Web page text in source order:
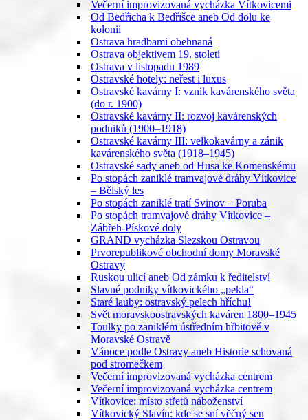
Večerní improvizovaná vycházka Vítkovicemi
Od Bedřicha k Bedřišce aneb Od dolu ke
kolonii
Ostrava hradbami obehnaná
Ostrava objektivem 19. století
Ostrava v listopadu 1989
Ostravské hotely: neřest i luxus
Ostravské kavárny I: vznik kavárenského světa
(do r. 1900)
Ostravské kavárny II: rozvoj kavárenských
podniků (1900–1918)
Ostravské kavárny III: velkokavárny a zánik
kavárenského světa (1918–1945)
Ostravské sady aneb od Husa ke Komenskému
Po stopách zaniklé tramvajové dráhy Vítkovice
– Bělský les
Po stopách zaniklé tratí Svinov – Poruba
Po stopách tramvajové dráhy Vítkovice –
Zábřeh-Pískové doly
GRAND vycházka Slezskou Ostravou
Prvorepublikové obchodní domy Moravské
Ostravy
Ruskou ulicí aneb Od zámku k ředitelství
Slavné podniky vítkovického „pekla“
Staré lauby: ostravský pelech hříchu!
Svět moravskoostravských kaváren 1800–1945
Toulky po zaniklém ústředním hřbitově v
Moravské Ostravě
Vánoce podle Ostravy aneb Historie schovaná
pod stromečkem
Večerní improvizovaná vycházka centrem
Večerní improvizovaná vycházka centrem
Vítkovice: místo střetů náboženství
Vítkovický Slavín: kde se sní věčný sen